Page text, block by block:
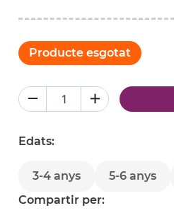
Producte esgotat
Edats:
3-4 anys 5-6 anys
Compartir per: